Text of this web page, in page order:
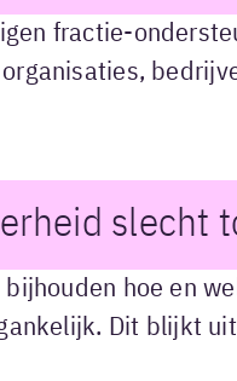
fractie-
slecht
hoe en
Dit blijkt